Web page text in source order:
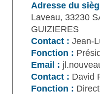
Adresse du
Laveau, 33230
GUIZIERES
Contact : Jean-
Fonction :
Email :
Contact : David
Fonction :